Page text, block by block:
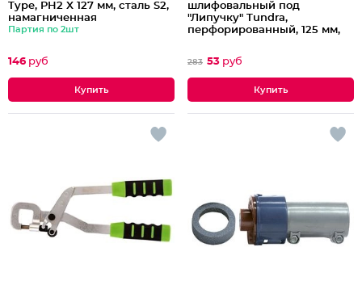
Type, PH2 X 127 мм, сталь S2,
намагниченная
Партия по 2шт
146 руб
шлифовальный под
"Липучку" Tundra,
перфорированный, 125 мм,
283 53 руб